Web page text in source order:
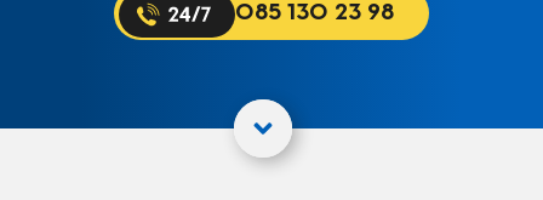
085 130 23 98